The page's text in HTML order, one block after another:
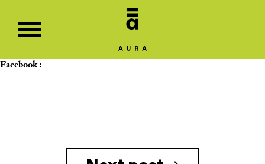
Facebook :